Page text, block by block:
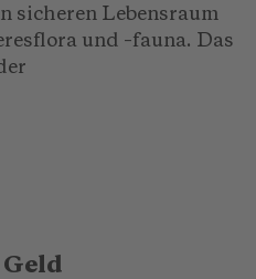
sicheren Lebensraum
und –fauna. Das